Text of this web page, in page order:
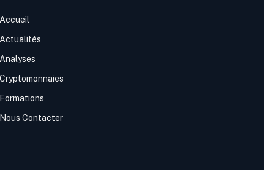
Accueil
Actualités
Analyses
Cryptomonnaies
Formations
Nous Contacter